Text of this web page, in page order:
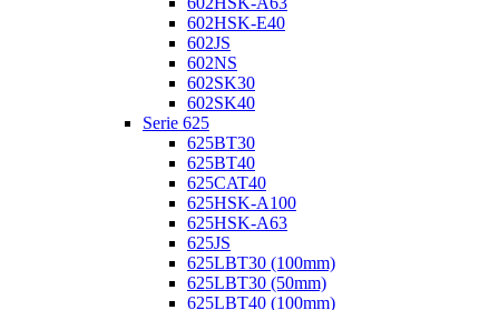
602HSK-E40
602JS
602NS
602SK30
602SK40
Serie 625
625BT30
625BT40
625CAT40
625HSK-A100
625HSK-A63
625JS
625LBT30 (100mm)
625LBT30 (50mm)
625LBT40 (100mm)